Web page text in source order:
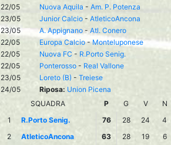
22/05
Nuova Aquila - Am. P. Potenza
23/05
Junior Calcio - AtleticoAncona
23/05
A. Appignano - Atl. Conero
22/05
Europa Calcio-Monteluponese
22/05
Nuova FC - R.Porto Senig.
22/05
Ponterosso - Real Vallone
23/05
Loreto (B) - Treiese
24/05
Riposa: Union Picena
SQUADRA
P G V N
1
R.Porto Senig. 76 28 24 4
2
AtleticoAncona 63 28 19 6